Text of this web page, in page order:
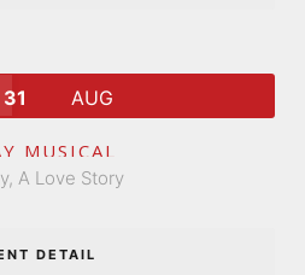
AUG
MUSICAL
A Love Story
DETAIL